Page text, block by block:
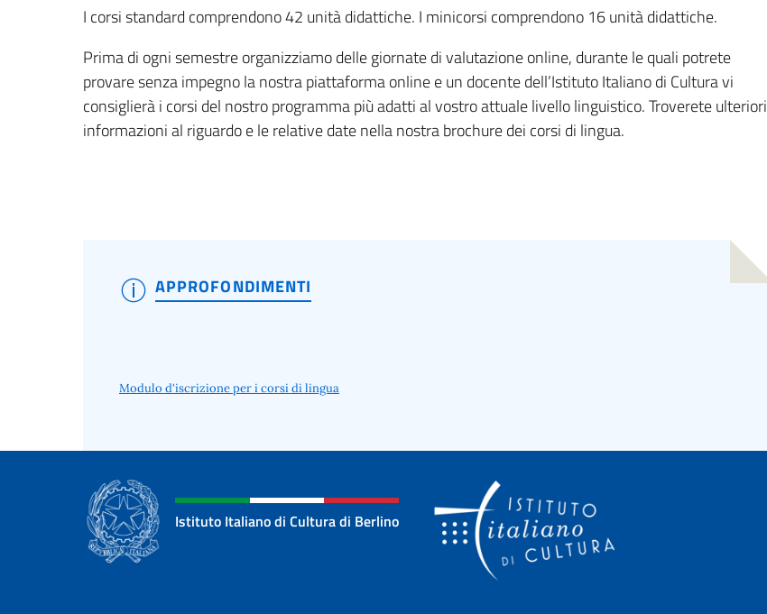
I corsi standard comprendono 42 unità didattiche. I minicorsi comprendono 16 unità didattiche.
Prima di ogni semestre organizziamo delle giornate di valutazione online, durante le quali potrete
provare senza impegno la nostra piattaforma online e un docente dell’Istituto Italiano di Cultura vi
consiglierà i corsi del nostro programma più adatti al vostro attuale livello linguistico. Troverete ulteriori
informazioni al riguardo e le relative date nella nostra brochure dei corsi di lingua.
APPROFONDIMENTI
Modulo d'iscrizione per i corsi di lingua
Istituto Italiano di Cultura di Berlino